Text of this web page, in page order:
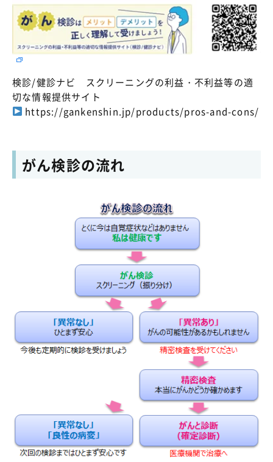
検診/健診ナビ スクリーニングの利益・不利益等の適
切な情報提供サイト
https://gankenshin.jp/products/pros-and-cons/
がん検診の流れ